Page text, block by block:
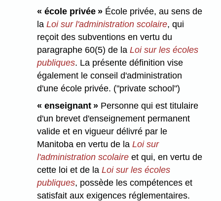
« école privée » École privée, au sens de
laLoi sur l'administration scolaire, qui
reçoit des subventions en vertu du
paragraphe 60(5) de laLoi sur les écoles
publiques. La présente définition vise
également le conseil d'administration
d'une école privée. ("private school")
« enseignant » Personne qui est titulaire
d'un brevet d'enseignement permanent
valide et en vigueur délivré par le
Manitoba en vertu de laLoi sur
l'administration scolaire et qui, en vertu de
cette loi et de laLoi sur les écoles
publiques, possède les compétences et
satisfait aux exigences réglementaires.